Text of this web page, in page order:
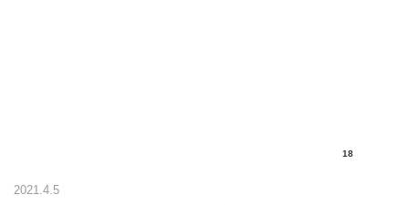
18
2021.4.5